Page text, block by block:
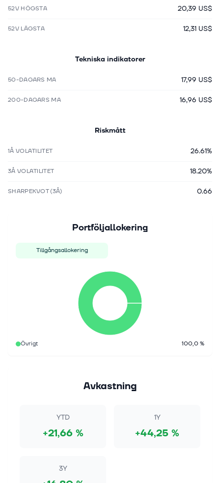
52V HÖGSTA 20,39 US$
52V LÄGSTA 12,31 US$
Tekniska indikatorer
50-DAGARS MA 17,99 US$
200-DAGARS MA 16,96 US$
Riskmått
1Å VOLATILITET 26.61%
3Å VOLATILITET 18.20%
SHARPEKVOT (3Å) 0.66
Portföljallokering
Tillgångsallokering
Övrigt 100,0 %
Avkastning
YTD
+21,66 %
1Y
+44,25 %
3Y